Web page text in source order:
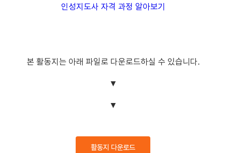
인성지도사 자격 과정 알아보기
본 활동지는 아래 파일로 다운로드하실 수 있습니다.
▼
▼
활동지 다운로드